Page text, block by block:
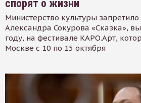
спорят о жизни
Министерство культуры
Александра Сокурова «Сказка»,
году, на фестивале КАРО.Арт,
Москве с 10 по 15 октября